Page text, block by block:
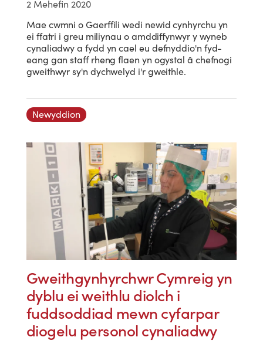
2 Mehefin 2020
Mae cwmni o Gaerffili wedi newid cynhyrchu yn
ei ffatri i greu miliynau o amddiffynwyr y wyneb
cynaliadwy a fydd yn cael eu defnyddio'n fyd-
eang gan staff rheng flaen yn ogystal â chefnogi
gweithwyr sy'n dychwelyd i'r gweithle.
Newyddion
Gweithgynhyrchwr Cymreig yn
dyblu ei weithlu diolch i
fuddsoddiad mewn cyfarpar
diogelu personol cynaliadwy